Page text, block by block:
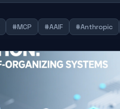
#MCP #AAIF #Anthropic